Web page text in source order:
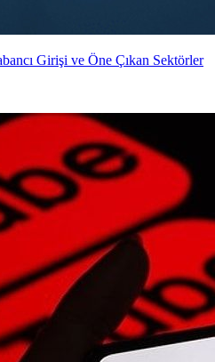
Girişi ve Öne Çıkan Sektörler